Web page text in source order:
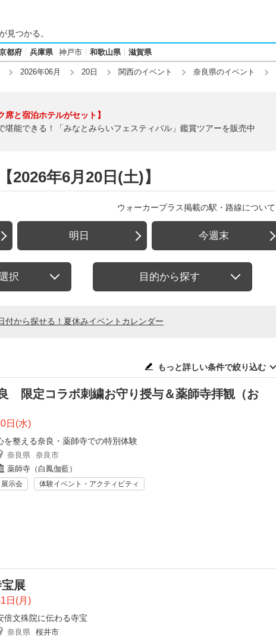
見つかる。
都府 兵庫県 神戸市 和歌山県 滋賀県
2026年06月 20日 関西のイベント 奈良県のイベント
席と宿泊ホテルがセット】
堪能できる！「みなとみらいフェスティバル」鑑賞ツアーを販売中
2026年6月20日(土)】
ウォーカープラス掲載の駅・路線について
明日 今週末
択 目的から探す
付から探せる！夏休みイベントカレンダー
もっと詳しい条件で絞り込む
限定コラボ刺繍お守り授与＆薬師寺拝観（お
日(水)
を整える奈良・薬師寺での特別体験
奈良県 奈良市
薬師寺（白鳳伽藍）
展示会 体験イベント・アクティビティ
展
日(月)
倍文殊院に伝わる寺宝
奈良県 桜井市